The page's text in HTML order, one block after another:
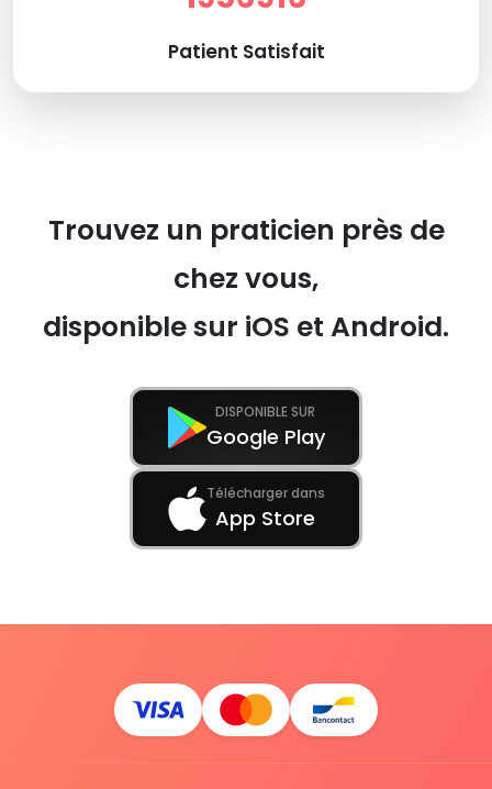
Patient Satisfait
Trouvez un praticien près de
chez vous,
disponible sur iOS et Android.
DISPONIBLE SUR
Google Play
Télécharger dans
App Store